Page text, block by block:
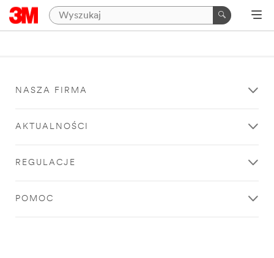
NASZA FIRMA
AKTUALNOŚCI
REGULACJE
POMOC